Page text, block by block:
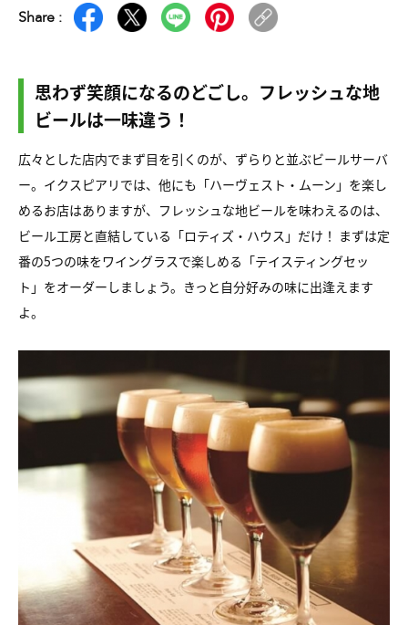
Share :
思わず笑顔になるのどごし。フレッシュな地
ビールは一味違う！
広々とした店内でまず目を引くのが、ずらりと並ぶビールサーバ
ー。イクスピアリでは、他にも「ハーヴェスト・ムーン」を楽し
めるお店はありますが、フレッシュな地ビールを味わえるのは、
ビール工房と直結している「ロティズ・ハウス」だけ！ まずは定
番の5つの味をワイングラスで楽しめる「テイスティングセッ
ト」をオーダーしましょう。きっと自分好みの味に出逢えます
よ。